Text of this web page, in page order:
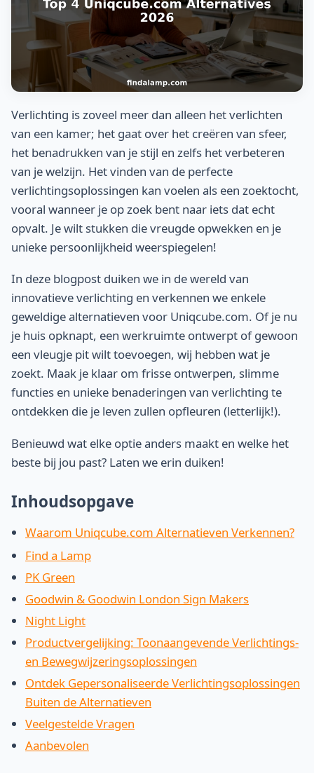
Verlichting is zoveel meer dan alleen het verlichten
van een kamer; het gaat over het creëren van sfeer,
het benadrukken van je stijl en zelfs het verbeteren
van je welzijn. Het vinden van de perfecte
verlichtingsoplossingen kan voelen als een zoektocht,
vooral wanneer je op zoek bent naar iets dat echt
opvalt. Je wilt stukken die vreugde opwekken en je
unieke persoonlijkheid weerspiegelen!
In deze blogpost duiken we in de wereld van
innovatieve verlichting en verkennen we enkele
geweldige alternatieven voor Uniqcube.com. Of je nu
je huis opknapt, een werkruimte ontwerpt of gewoon
een vleugje pit wilt toevoegen, wij hebben wat je
zoekt. Maak je klaar om frisse ontwerpen, slimme
functies en unieke benaderingen van verlichting te
ontdekken die je leven zullen opfleuren (letterlijk!).
Benieuwd wat elke optie anders maakt en welke het
beste bij jou past? Laten we erin duiken!
Inhoudsopgave
Waarom Uniqcube.com Alternatieven Verkennen?
Find a Lamp
PK Green
Goodwin & Goodwin London Sign Makers
Night Light
Productvergelijking: Toonaangevende Verlichtings-
en Bewegwijzeringsoplossingen
Ontdek Gepersonaliseerde Verlichtingsoplossingen
Buiten de Alternatieven
Veelgestelde Vragen
Aanbevolen